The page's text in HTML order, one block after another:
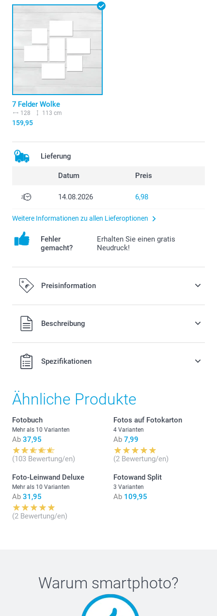
7 Felder Wolke
128 113 cm
159,95
Lieferung
Datum Preis
14.08.2026 6,98
Weitere Informationen zu allen Lieferoptionen
Fehler
gemacht?
Erhalten Sie einen gratis
Neudruck!
Preisinformation
Alle Preise verstehen sich in EURO (€) inkl. MwSt. und zzgl.
Versandkosten.Beschreibung
Spezifikationen
Was sind die genauen Grössen der Leinwände in meiner
Ähnliche Produkte
Fotobuch
Mehr als 10 Varianten
Ab 37,95
(103 Bewertung/en)
Fotos auf Fotokarton
4 Varianten
Ab 7,99
(2 Bewertung/en)
Foto-Leinwand Deluxe
Mehr als 10 Varianten
Ab 31,95
(2 Bewertung/en)
Fotowand Split
3 Varianten
Ab 109,95
Warum smartphoto?